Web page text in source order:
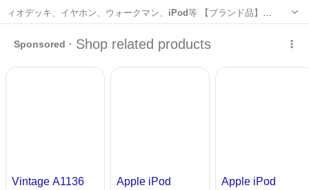
ィオデッキ、イヤホン、ウォークマン、 iPod等 【ブランド品】
Vuitton、…